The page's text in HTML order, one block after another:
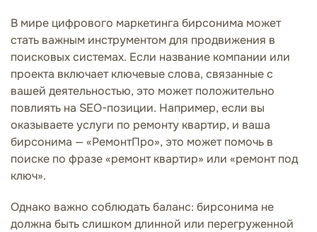
В мире цифрового маркетинга бирсонима может
стать важным инструментом для продвижения в
поисковых системах. Если название компании или
проекта включает ключевые слова, связанные с
вашей деятельностью, это может положительно
повлиять на SEO-позиции. Например, если вы
оказываете услуги по ремонту квартир, и ваша
бирсонима — «РемонтПро», это может помочь в
поиске по фразе «ремонт квартир» или «ремонт под
ключ».
Однако важно соблюдать баланс: бирсонима не
должна быть слишком длинной или перегруженной